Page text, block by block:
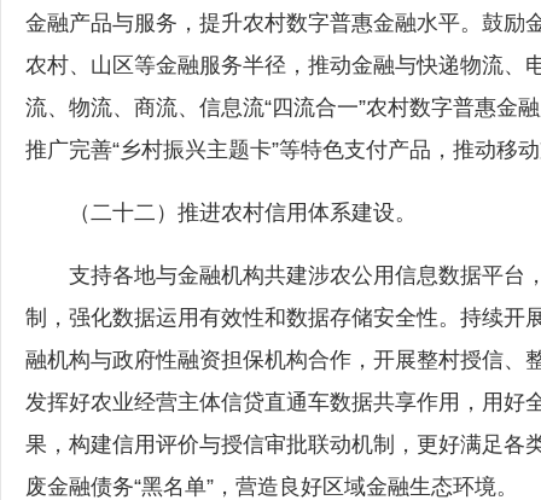
金融产品与服务，提升农村数字普惠金融水平。鼓励
农村、山区等金融服务半径，推动金融与快递物流、
流、物流、商流、信息流“四流合一”农村数字普惠金
推广完善“乡村振兴主题卡”等特色支付产品，推动移
（二十二）推进农村信用体系建设。
支持各地与金融机构共建涉农公用信息数据平台
制，强化数据运用有效性和数据存储安全性。持续开
融机构与政府性融资担保机构合作，开展整村授信、
发挥好农业经营主体信贷直通车数据共享作用，用好
果，构建信用评价与授信审批联动机制，更好满足各
废金融债务“黑名单”，营造良好区域金融生态环境。